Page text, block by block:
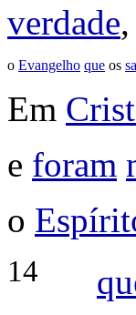
verdade,
o Evangelho que os
Em
e foram
o
14